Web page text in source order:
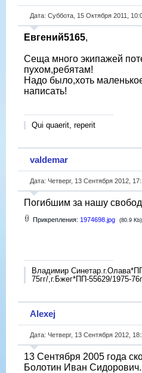
Дата: Суббота, 15 Октября 2011,
Евгений5165,
Сеща много экипажей
пухом,ребятам!
Надо было,хоть
написать!
Qui quaerit, reperit
valdemar
Дата: Четверг, 13 Сентября 2012,
Погибшим за нашу
Прикрепления: 1974698.jpg (80.9 Kb)
Владимир
75гг/,г.Бжег*ПП-55629/1975-
Alexej
Дата: Четверг, 13 Сентября 2012,
13 Сентября 2005 года
Болотин Иван